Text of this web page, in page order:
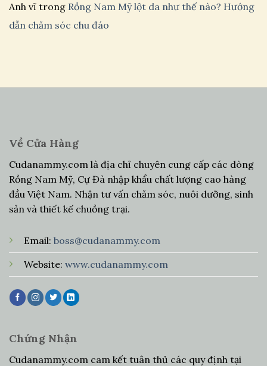
Anh vĩ trong Rồng Nam Mỹ lột da như thế nào? Hướng
dẫn chăm sóc chu đáo
Về Cửa Hàng
Cudanammy.com là địa chỉ chuyên cung cấp các dòng
Rồng Nam Mỹ, Cự Đà nhập khẩu chất lượng cao hàng
đầu Việt Nam. Nhận tư vấn chăm sóc, nuôi dưỡng, sinh
sản và thiết kế chuồng trại.
Email: boss@cudanammy.com
Website: www.cudanammy.com
Chứng Nhận
Cudanammy.com cam kết tuân thủ các quy định tại